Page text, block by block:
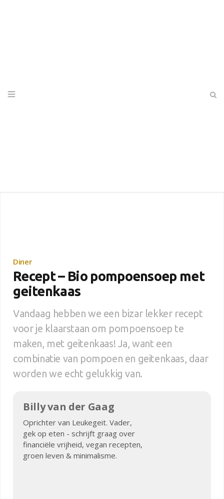
Diner
Recept – Bio pompoensoep met
geitenkaas
Vandaag hebben we een bizar lekker recept
voor je klaarstaan om pompoensoep te
maken, met geitenkaas! Ja, want een
combinatie van pompoen en geitenkaas, daar
worden we echt gelukkig van.
Billy van der Gaag
Oprichter van Leukegeit. Vader,
gek op eten - schrijft graag over
financiële vrijheid, vegan recepten,
groen leven & minimalisme.